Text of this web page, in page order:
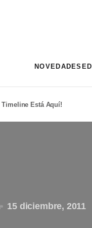
NOVEDADES
Está Aquí!
15 diciembre, 2011